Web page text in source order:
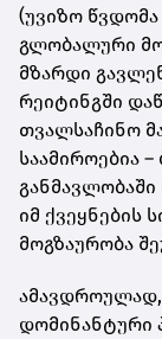
(უვიზო
გლობალური
მზარდი
რეიტინგში
თვალსაჩინო
საამიროებია
განმავლობაში
იმ ქვეყნების
მოგზაურობა
ამავდროულად,
დომინანტური